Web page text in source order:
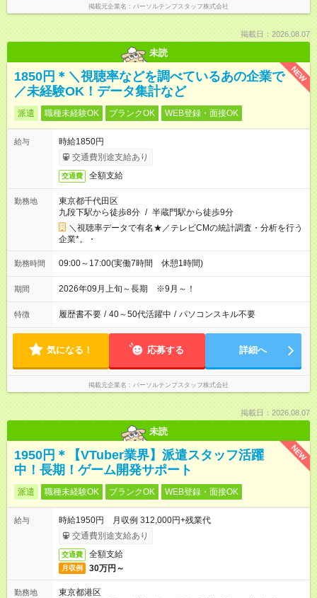
掲載元企業名 パーソルテンプスタッフ株式会社
掲載日：2026.08.07
未読
NEW
1850円＊＼視聴率などを調べているあの企業で
／未経験OK！データ集計など
派遣 職種未経験OK ブランクOK WEB登録・面接OK
給与
時給1850円
交通費別途支給あり
交通費 全額支給
勤務地
東京都千代田区
九段下駅から徒歩8分 / 半蔵門駅から徒歩9分
＼視聴率データで有名★／テレビCMの統計調査・分析を行う
企業*。・
勤務時間 09:00～17:00(実働7時間 休憩1時間)
期間 2026年09月上旬～長期 ※9月～！
特徴 履歴書不要 / 40～50代活躍中 / パソコンスキル不要
気になる！ 応募する 詳細へ
掲載元企業名 パーソルテンプスタッフ株式会社
掲載日：2026.08.07
未読
NEW
1950円＊【VTuber業界】派遣スタッフ活躍
中！長期！ゲーム開発サポート
派遣 職種未経験OK ブランクOK WEB登録・面接OK
給与
時給1950円 月収例 312,000円+残業代
交通費別途支給あり
交通費 全額支給
月収例 30万円～
勤務地
東京都港区